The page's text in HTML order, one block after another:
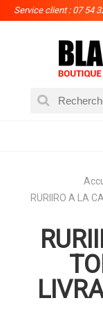
Service client : 07 54
RURIIRO A LA